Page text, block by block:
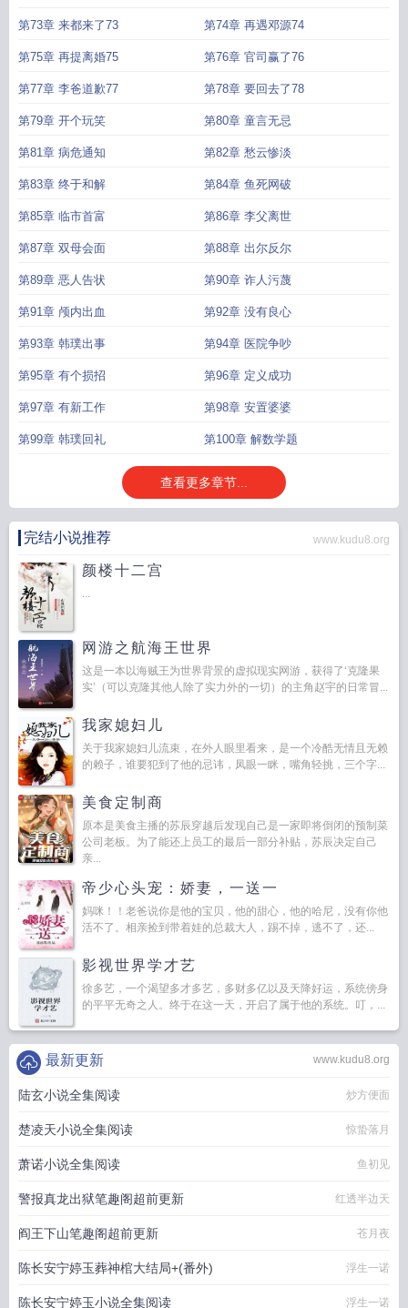
第73章 来都来了73 第74章 再遇邓源74
第75章 再提离婚75 第76章 官司赢了76
第77章 李爸道歉77 第78章 要回去了78
第79章 开个玩笑 第80章 童言无忌
第81章 病危通知 第82章 愁云惨淡
第83章 终于和解 第84章 鱼死网破
第85章 临市首富 第86章 李父离世
第87章 双母会面 第88章 出尔反尔
第89章 恶人告状 第90章 诈人污蔑
第91章 颅内出血 第92章 没有良心
第93章 韩璞出事 第94章 医院争吵
第95章 有个损招 第96章 定义成功
第97章 有新工作 第98章 安置婆婆
第99章 韩璞回礼 第100章 解数学题
查看更多章节...
完结小说推荐 www.kudu8.org
颜楼十二宫
...
网游之航海王世界
这是一本以海贼王为世界背景的虚拟现实网游，获得了‘克隆果
实’（可以克隆其他人除了实力外的一切）的主角赵宇的日常冒...
我家媳妇儿
关于我家媳妇儿流束，在外人眼里看来，是一个冷酷无情且无赖
的赖子，谁要犯到了他的忌讳，凤眼一眯，嘴角轻挑，三个字...
美食定制商
原本是美食主播的苏辰穿越后发现自己是一家即将倒闭的预制菜
公司老板。为了能还上员工的最后一部分补贴，苏辰决定自己
亲...
帝少心头宠：娇妻，一送一
妈咪！！老爸说你是他的宝贝，他的甜心，他的哈尼，没有你他
活不了。相亲捡到带着娃的总裁大人，踢不掉，逃不了，还...
影视世界学才艺
徐多艺，一个渴望多才多艺，多财多亿以及天降好运，系统傍身
的平平无奇之人。终于在这一天，开启了属于他的系统。叮，...
www.kudu8.org
最新更新
陆玄小说全集阅读 炒方便面
楚凌天小说全集阅读 惊蛰落月
萧诺小说全集阅读 鱼初见
警报真龙出狱笔趣阁超前更新 红透半边天
阎王下山笔趣阁超前更新 苍月夜
陈长安宁婷玉葬神棺大结局+(番外) 浮生一诺
陈长安宁婷玉小说全集阅读 浮生一诺